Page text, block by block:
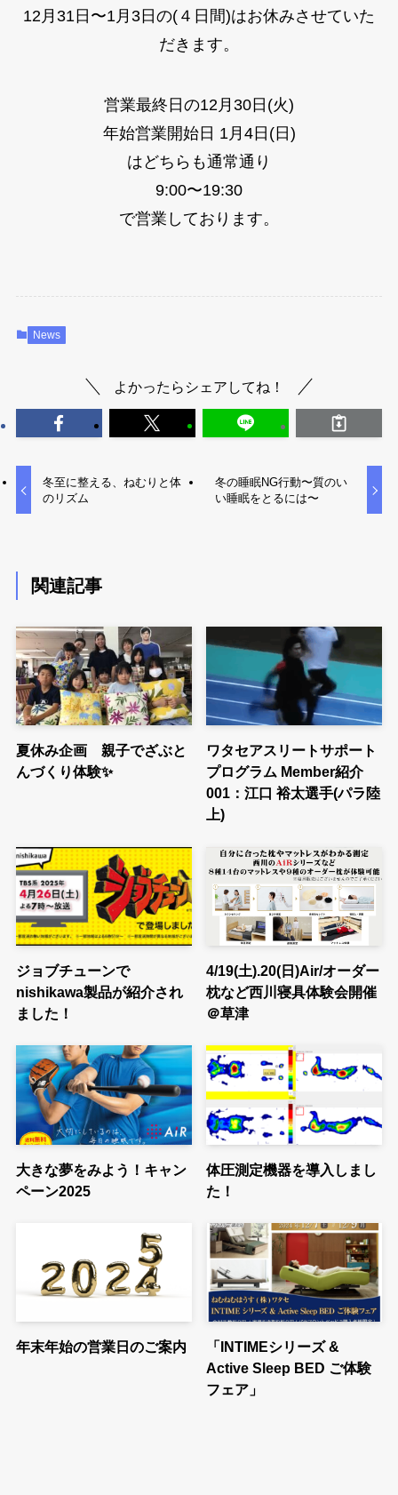
12月31日〜1月3日の(４日間)はお休みさせていた
だきます。
営業最終日の12月30日(火)
年始営業開始日 1月4日(日)
はどちらも通常通り
9:00〜19:30
で営業しております。
News
よかったらシェアしてね！
冬至に整える、ねむりと体
のリズム
冬の睡眠NG行動〜質のい
い睡眠をとるには〜
関連記事
夏休み企画 親子でざぶと
んづくり体験✨
ワタセアスリートサポート
プログラム Member紹介
001：江口 裕太選手(パラ陸
上)
ジョブチューンで
nishikawa製品が紹介され
ました！
4/19(土).20(日)Air/オーダー
枕など西川寝具体験会開催
＠草津
大きな夢をみよう！キャン
ペーン2025
体圧測定機器を導入しまし
た！
年末年始の営業日のご案内
「INTIMEシリーズ &
Active Sleep BED ご体験
フェア」